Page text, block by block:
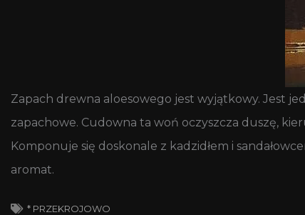
Zapach drewna aloesowego jest wyjątkowy. Jest
zapachowe. Cudowna ta woń oczyszcza duszę,
Komponuje się doskonale z kadzidłem i
aromat.
* PRZEKROJOWO